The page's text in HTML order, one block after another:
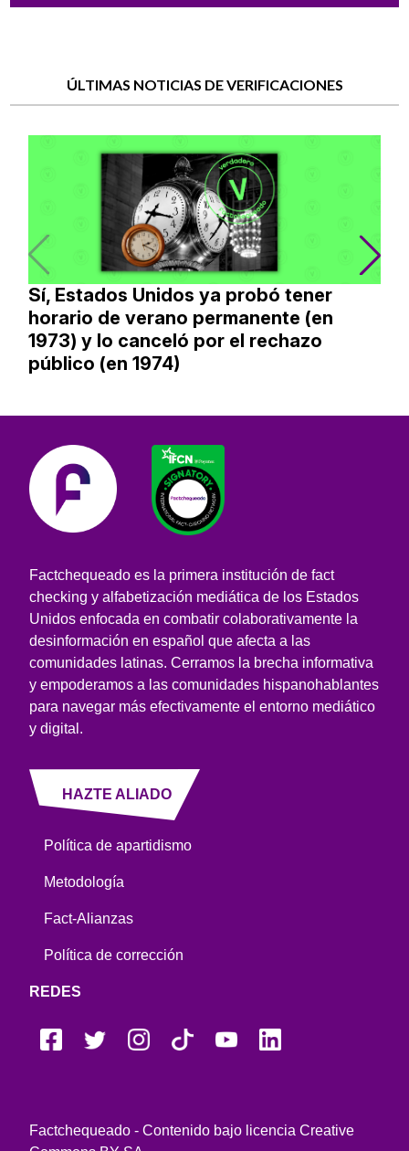
ÚLTIMAS NOTICIAS DE VERIFICACIONES
Sí, Estados Unidos ya probó tener
horario de verano permanente (en
1973) y lo canceló por el rechazo
público (en 1974)
Factchequeado es la primera institución de fact
checking y alfabetización mediática de los Estados
Unidos enfocada en combatir colaborativamente la
desinformación en español que afecta a las
comunidades latinas. Cerramos la brecha informativa
y empoderamos a las comunidades hispanohablantes
para navegar más efectivamente el entorno mediático
y digital.
HAZTE ALIADO
Política de apartidismo
Metodología
Fact-Alianzas
Política de corrección
REDES
Factchequeado - Contenido bajo licencia Creative